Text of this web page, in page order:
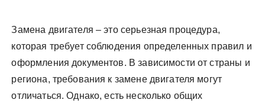
Замена двигателя – это серьезная процедура,
которая требует соблюдения определенных правил и
оформления документов. В зависимости от страны и
региона, требования к замене двигателя могут
отличаться. Однако, есть несколько общих